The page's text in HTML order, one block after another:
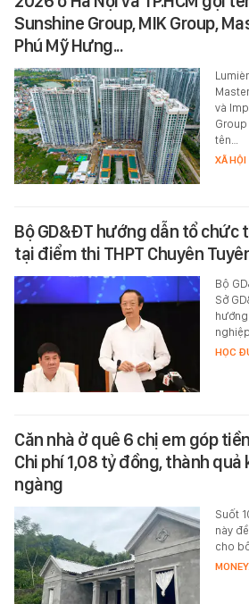
Sunshine Group, MIK Group,
Phú Mỹ Hưng...
và
tên…
XÃ HỘI
Bộ GD&ĐT hướng dẫn tổ chức
tại điểm thi THPT Chuyên
Bộ
Sở
HỌC
Căn nhà ở quê 6 chị em góp
Chi phí 1,08 tỷ đồng, thành
ngàng
Suốt
này
cho